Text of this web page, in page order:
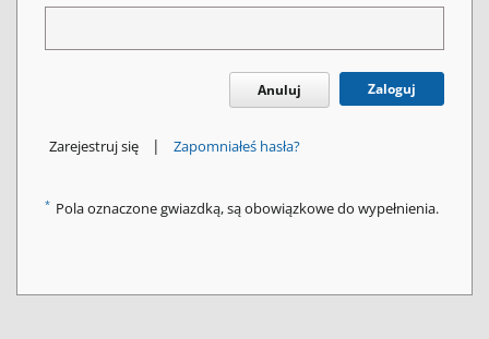
Anuluj Zaloguj
Zarejestruj się | Zapomniałeś hasła?
* Pola oznaczone gwiazdką, są obowiązkowe do wypełnienia.